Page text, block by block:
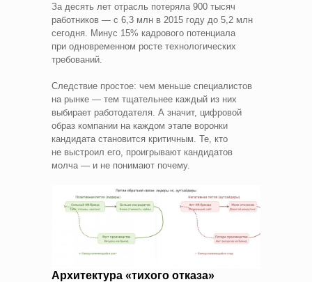
За десять лет отрасль потеряла 900 тысяч
работников — с 6,3 млн в 2015 году до 5,2 млн
сегодня. Минус 15% кадрового потенциала
при одновременном росте технологических
требований.
Следствие простое: чем меньше специалистов
на рынке — тем тщательнее каждый из них
выбирает работодателя. А значит, цифровой
образ компании на каждом этапе воронки
кандидата становится критичным. Те, кто
не выстроил его, проигрывают кандидатов
молча — и не понимают почему.
Архитектура «тихого отказа»